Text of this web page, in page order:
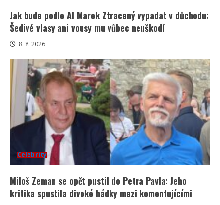
Jak bude podle AI Marek Ztracený vypadat v důchodu:
Šedivé vlasy ani vousy mu vůbec neuškodí
8. 8. 2026
Celebrity
Miloš Zeman se opět pustil do Petra Pavla: Jeho
kritika spustila divoké hádky mezi komentujícími